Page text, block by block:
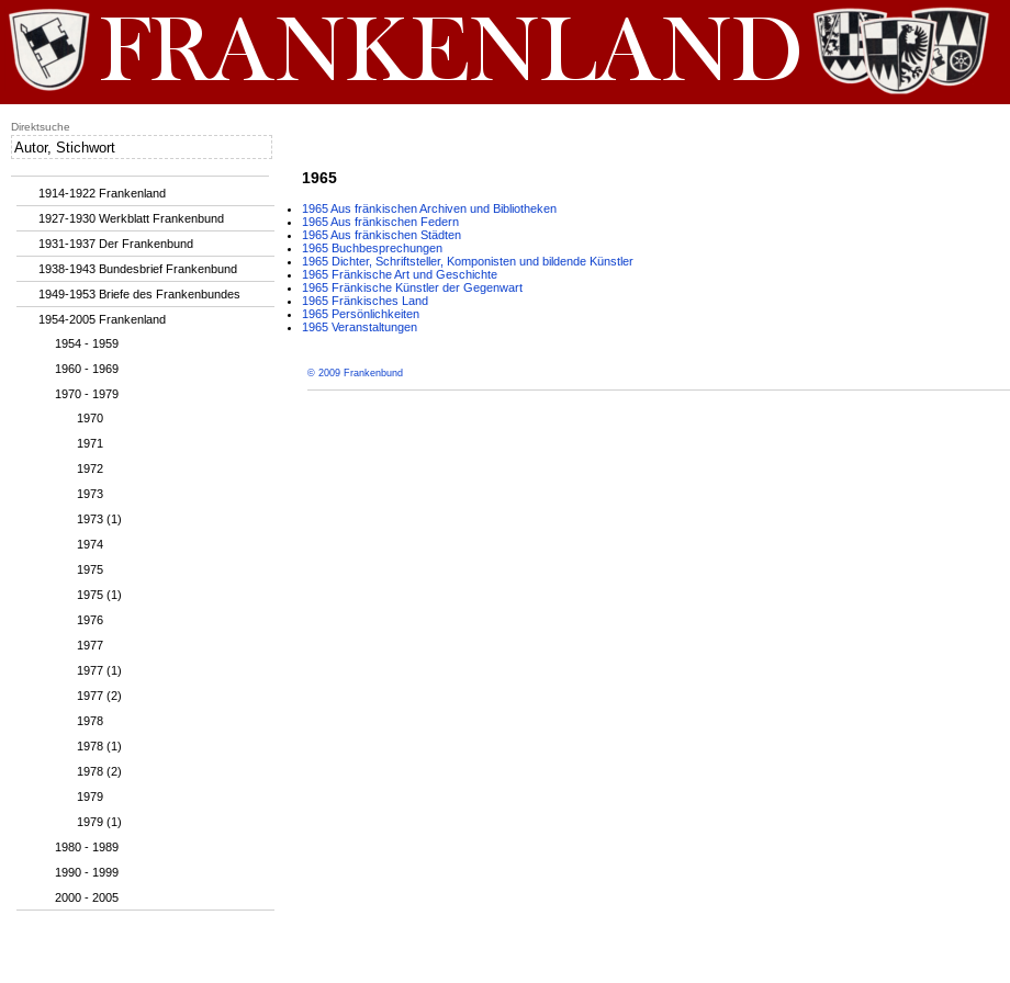
1965
1965 Aus fränkischen Archiven und Bibliotheken
1965 Aus fränkischen Federn
1965 Aus fränkischen Städten
1965 Buchbesprechungen
1965 Dichter, Schriftsteller, Komponisten und bildende Künstler
1965 Fränkische Art und Geschichte
1965 Fränkische Künstler der Gegenwart
1965 Fränkisches Land
1965 Persönlichkeiten
1965 Veranstaltungen
© 2009 Frankenbund
1914-1922 Frankenland
1927-1930 Werkblatt Frankenbund
1931-1937 Der Frankenbund
1938-1943 Bundesbrief Frankenbund
1949-1953 Briefe des Frankenbundes
1954-2005 Frankenland
1954 - 1959
1960 - 1969
1970 - 1979
1970
1971
1972
1973
1973 (1)
1974
1975
1975 (1)
1976
1977
1977 (1)
1977 (2)
1978
1978 (1)
1978 (2)
1979
1979 (1)
1980 - 1989
1990 - 1999
2000 - 2005
Direktsuche